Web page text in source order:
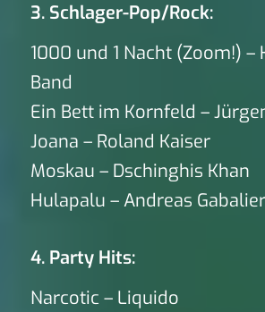
3. Schlager-Pop/Rock:
1000 und 1 Nacht (Zoom!) –
Band
Ein Bett im Kornfeld –
Joana – Roland Kaiser
Moskau – Dschinghis Khan
Hulapalu – Andreas Gabalier
4. Party Hits:
Narcotic – Liquido